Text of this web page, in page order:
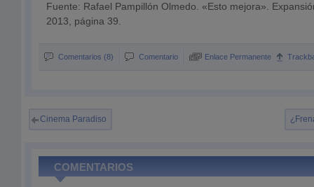
Fuente: Rafael Pampillón Olmedo. «Esto mejora».
2013, página 39.
Comentarios (8) Comentario Enlace Permanente
Cinema Paradiso
COMENTARIOS